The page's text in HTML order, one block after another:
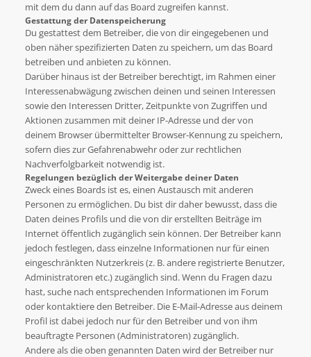
mit dem du dann auf das Board zugreifen kannst.
Gestattung der Datenspeicherung
Du gestattest dem Betreiber, die von dir eingegebenen und
oben näher spezifizierten Daten zu speichern, um das Board
betreiben und anbieten zu können.
Darüber hinaus ist der Betreiber berechtigt, im Rahmen einer
Interessenabwägung zwischen deinen und seinen Interessen
sowie den Interessen Dritter, Zeitpunkte von Zugriffen und
Aktionen zusammen mit deiner IP-Adresse und der von
deinem Browser übermittelter Browser-Kennung zu speichern,
sofern dies zur Gefahrenabwehr oder zur rechtlichen
Nachverfolgbarkeit notwendig ist.
Regelungen bezüglich der Weitergabe deiner Daten
Zweck eines Boards ist es, einen Austausch mit anderen
Personen zu ermöglichen. Du bist dir daher bewusst, dass die
Daten deines Profils und die von dir erstellten Beiträge im
Internet öffentlich zugänglich sein können. Der Betreiber kann
jedoch festlegen, dass einzelne Informationen nur für einen
eingeschränkten Nutzerkreis (z. B. andere registrierte Benutzer,
Administratoren etc.) zugänglich sind. Wenn du Fragen dazu
hast, suche nach entsprechenden Informationen im Forum
oder kontaktiere den Betreiber. Die E-Mail-Adresse aus deinem
Profil ist dabei jedoch nur für den Betreiber und von ihm
beauftragte Personen (Administratoren) zugänglich.
Andere als die oben genannten Daten wird der Betreiber nur